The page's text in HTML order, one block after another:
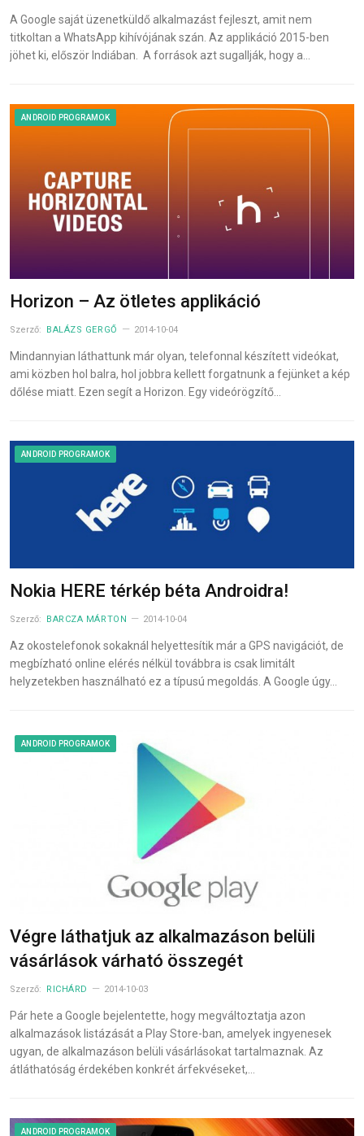
A Google saját üzenetküldő alkalmazást fejleszt, amit nem
titkoltan a WhatsApp kihívójának szán. Az applikáció 2015-ben
jöhet ki, először Indiában. A források azt sugallják, hogy a…
ANDROID PROGRAMOK
Horizon – Az ötletes applikáció
Szerző: BALÁZS GERGŐ 2014-10-04
Mindannyian láthattunk már olyan, telefonnal készített videókat,
ami közben hol balra, hol jobbra kellett forgatnunk a fejünket a kép
dőlése miatt. Ezen segít a Horizon. Egy videórögzítő…
ANDROID PROGRAMOK
Nokia HERE térkép béta Androidra!
Szerző: BARCZA MÁRTON 2014-10-04
Az okostelefonok sokaknál helyettesítik már a GPS navigációt, de
megbízható online elérés nélkül továbbra is csak limitált
helyzetekben használható ez a típusú megoldás. A Google úgy…
ANDROID PROGRAMOK
Végre láthatjuk az alkalmazáson belüli
vásárlások várható összegét
Szerző: RICHÁRD 2014-10-03
Pár hete a Google bejelentette, hogy megváltoztatja azon
alkalmazások listázását a Play Store-ban, amelyek ingyenesek
ugyan, de alkalmazáson belüli vásárlásokat tartalmaznak. Az
átláthatóság érdekében konkrét árfekvéseket,…
ANDROID PROGRAMOK